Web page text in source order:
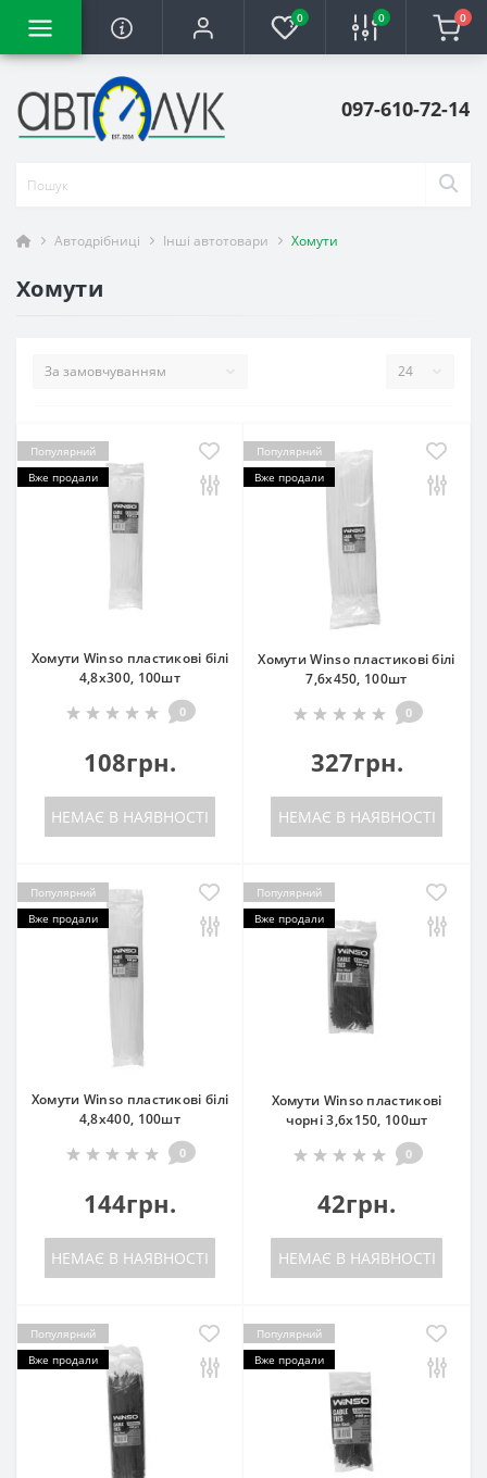
0 0 0
097-610-72-14
Автодрібниці Інші автотовари Хомути
Хомути
Популярний
Вже продали
Хомути Winso пластикові білі
4,8x300, 100шт
0
108грн.
НЕМАЄ В НАЯВНОСТІ
Популярний
Вже продали
Хомути Winso пластикові білі
7,6x450, 100шт
0
327грн.
НЕМАЄ В НАЯВНОСТІ
Популярний
Вже продали
Хомути Winso пластикові білі
4,8x400, 100шт
0
144грн.
НЕМАЄ В НАЯВНОСТІ
Популярний
Вже продали
Хомути Winso пластикові
чорні 3,6x150, 100шт
0
42грн.
НЕМАЄ В НАЯВНОСТІ
Популярний
Вже продали
Популярний
Вже продали